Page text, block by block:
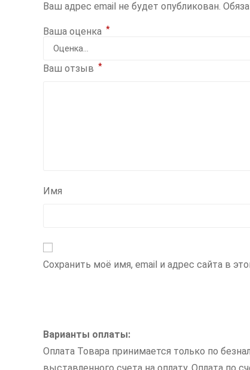
Ваш адрес email не будет опубликован.
Ваша оценка *
Ваш отзыв *
Имя
Сохранить моё имя, email и адрес сайта в
Варианты оплаты:
Оплата Товара принимается только по